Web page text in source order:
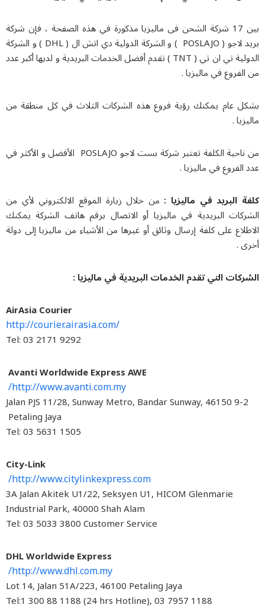
بين 17 شركة الشحن فی ماليزيا مذكورة في هذه الصفحة ، فإن شركة
بريد لاجو ( POSLAJO ) و الشركة الدولية دي اتش ال ( DHL ) و الشركة
الدولية تي ان تي ( TNT ) تقدم أفضل الخدمات البريدية و لديها أكبر عدد
في ماليزيا .
عام يمكنك رؤية فروع هذه الشركات الثلاث في كل منطقة من
.
من ناحية الكلفة تعتبر شركة بست لاجو POSLAJO الأفضل و الأكثر في
في ماليزيا .
البريد في ماليزيا :من خلال زيارة الموقع الالكتروني لأي من
البريدية في ماليزيا أو الاتصال برقم هاتف الشركة يمكنك
على كلفة إرسال وثائق أو غيرها من الأشياء من ماليزيا إلى دولة
.
التي تقدم الخدمات البريدية في ماليزيا :
AirAsia Courier
http://courier.airasia.com/
Tel: 03 2171 9292
Avanti Worldwide Express AWE
http://www.avanti.com.my/
9-2 Jalan PJS 11/28, Sunway Metro, Bandar Sunway, 46150
Petaling Jaya
Tel: 03 5631 1505
City-Link
http://www.citylinkexpress.com/
3A Jalan Akitek U1/22, Seksyen U1, HICOM Glenmarie
Industrial Park, 40000 Shah Alam
Tel: 03 5033 3800 Customer Service
DHL Worldwide Express
http://www.dhl.com.my/
Lot 14, Jalan 51A/223, 46100 Petaling Jaya
Tel:1 300 88 1188 (24 hrs Hotline), 03 7957 1188